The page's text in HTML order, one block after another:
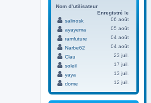
Nom d’utilisateur
Enregistré le
salinosk
06 août
ayayema
05 août
ramfuture
04 août
Narbe62
04 août
Clau
23 juil.
soleil
17 juil.
yaya
13 juil.
dome
12 juil.